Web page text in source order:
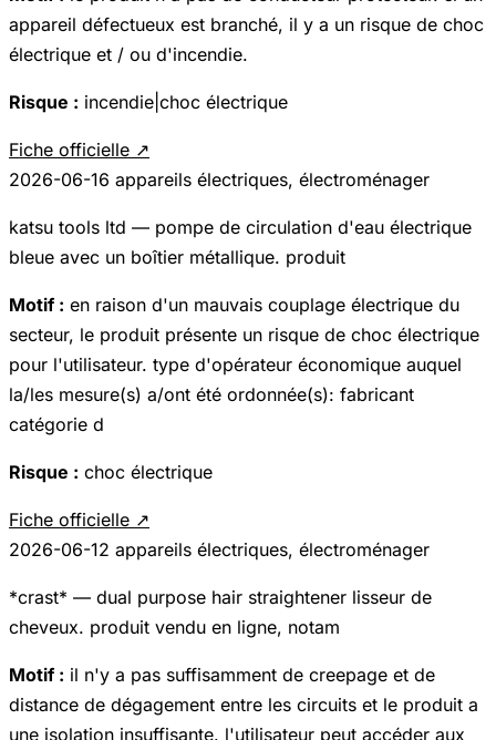
appareil défectueux est branché, il y a un risque de choc
électrique et / ou d'incendie.
Risque : incendie|choc électrique
Fiche officielle ↗
2026-06-16 appareils électriques, électroménager
katsu tools ltd — pompe de circulation d'eau électrique
bleue avec un boîtier métallique. produit
Motif : en raison d'un mauvais couplage électrique du
secteur, le produit présente un risque de choc électrique
pour l'utilisateur. type d'opérateur économique auquel
la/les mesure(s) a/ont été ordonnée(s): fabricant
catégorie d
Risque : choc électrique
Fiche officielle ↗
2026-06-12 appareils électriques, électroménager
*crast* — dual purpose hair straightener lisseur de
cheveux. produit vendu en ligne, notam
Motif : il n'y a pas suffisamment de creepage et de
distance de dégagement entre les circuits et le produit a
une isolation insuffisante. l'utilisateur peut accéder aux